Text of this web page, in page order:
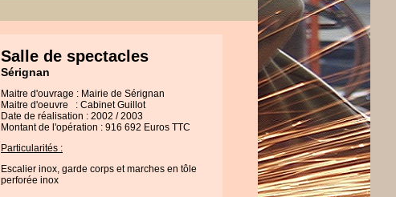
Salle de spectacles
Sérignan
Maitre d'ouvrage : Mairie de Sérignan
Maitre d'oeuvre : Cabinet Guillot
Date de réalisation : 2002 / 2003
Montant de l'opération : 916 692 Euros TTC
Particularités :
Escalier inox, garde corps et marches en tôle
perforée inox